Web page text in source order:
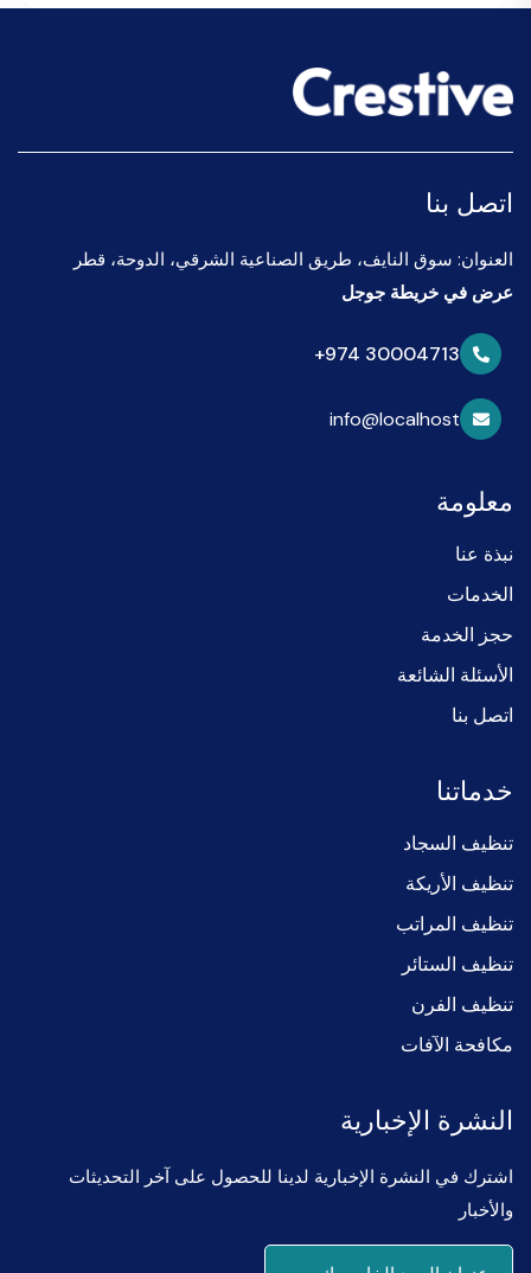
اتصل بنا
العنوان: سوق النايف، طريق الصناعية الشرقي، الدوحة، قطر
عرض في خريطة جوجل
+974 30004713
info@localhost
معلومة
نبذة عنا
الخدمات
حجز الخدمة
الأسئلة الشائعة
اتصل بنا
خدماتنا
تنظيف السجاد
تنظيف الأريكة
تنظيف المراتب
تنظيف الستائر
تنظيف الفرن
مكافحة الآفات
النشرة الإخبارية
اشترك في النشرة الإخبارية لدينا للحصول على آخر التحديثات
والأخبار